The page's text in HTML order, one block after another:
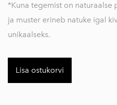
*Kuna tegemist on naturaalse
ja muster erineb natuke igal
unikaalseks.
Lisa ostukorvi